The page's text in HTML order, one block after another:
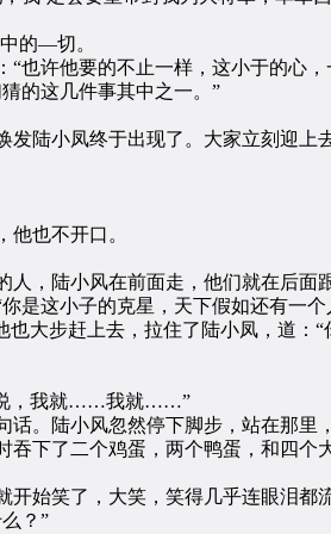
的—切。
许他要的不止一样，这小于的心，
的这几件事其中之一。”
陆小凤终于出现了。大家立刻迎上
也不开口。
，陆小风在前面走，他们就在后面跟
这小子的克星，天下假如还有一个
大步赶上去，拉住了陆小凤，道：“
，我就……我就……”
陆小风忽然停下脚步，站在那里
下了二个鸡蛋，两个鸭蛋，和四个大
始笑了，大笑，笑得几乎连眼泪都流
？”